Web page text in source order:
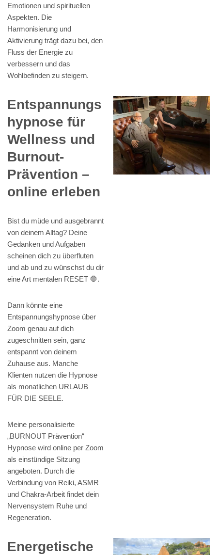
Emotionen und spirituellen
Aspekten. Die
Harmonisierung und
Aktivierung trägt dazu bei, den
Fluss der Energie zu
verbessern und das
Wohlbefinden zu steigern.
Entspannungs
hypnose für
Wellness und
Burnout-
Prävention –
online erleben
Bist du müde und ausgebrannt
von deinem Alltag? Deine
Gedanken und Aufgaben
scheinen dich zu überfluten
und ab und zu wünschst du dir
eine Art mentalen RESET 🛑.
Dann könnte eine
Entspannungshypnose über
Zoom genau auf dich
zugeschnitten sein, ganz
entspannt von deinem
Zuhause aus. Manche
Klienten nutzen die Hypnose
als monatlichen URLAUB
FÜR DIE SEELE.
Meine personalisierte
„BURNOUT Prävention“
Hypnose wird online per Zoom
als einstündige Sitzung
angeboten. Durch die
Verbindung von Reiki, ASMR
und Chakra-Arbeit findet dein
Nervensystem Ruhe und
Regeneration.
Energetische